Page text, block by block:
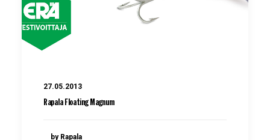
27.05.2013
Rapala Floating Magnum
by Rapala